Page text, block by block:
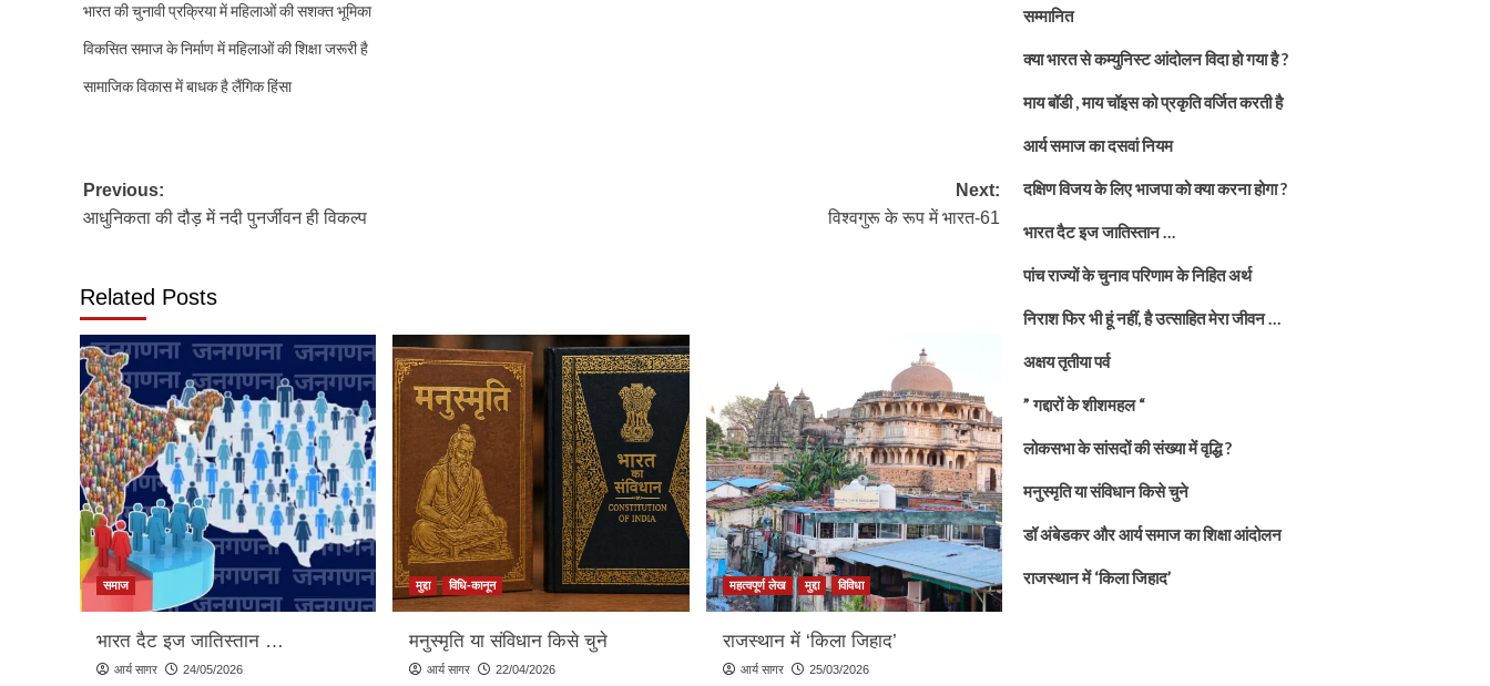
भारत की चुनावी प्रक्रिया में महिलाओं की सशक्त भूमिका
विकसित समाज के निर्माण में महिलाओं की शिक्षा जरूरी है
सामाजिक विकास में बाधक है लैंगिक हिंसा
Post
navigation
Previous:
आधुनिकता की दौड़ में नदी पुनर्जीवन ही विकल्प
Next:
विश्वगुरू के रूप में भारत-61
Related Posts
समाज
भारत दैट इज जातिस्तान …
आर्य सागर 24/05/2026
मुद्दा विधि-कानून
मनुस्मृति या संविधान किसे चुने
आर्य सागर 22/04/2026
महत्वपूर्ण लेख मुद्दा विविधा
राजस्थान में ‘किला जिहाद’
आर्य सागर 25/03/2026
सम्मानित
क्या भारत से कम्युनिस्ट आंदोलन विदा हो गया है ?
माय बॉडी , माय चॉइस को प्रकृति वर्जित करती है
आर्य समाज का दसवां नियम
दक्षिण विजय के लिए भाजपा को क्या करना होगा ?
भारत दैट इज जातिस्तान …
पांच राज्यों के चुनाव परिणाम के निहित अर्थ
निराश फिर भी हूं नहीं, है उत्साहित मेरा जीवन …
अक्षय तृतीया पर्व
” गद्दारों के शीशमहल “
लोकसभा के सांसदों की संख्या में वृद्धि ?
मनुस्मृति या संविधान किसे चुने
डॉ अंबेडकर और आर्य समाज का शिक्षा आंदोलन
राजस्थान में ‘किला जिहाद’